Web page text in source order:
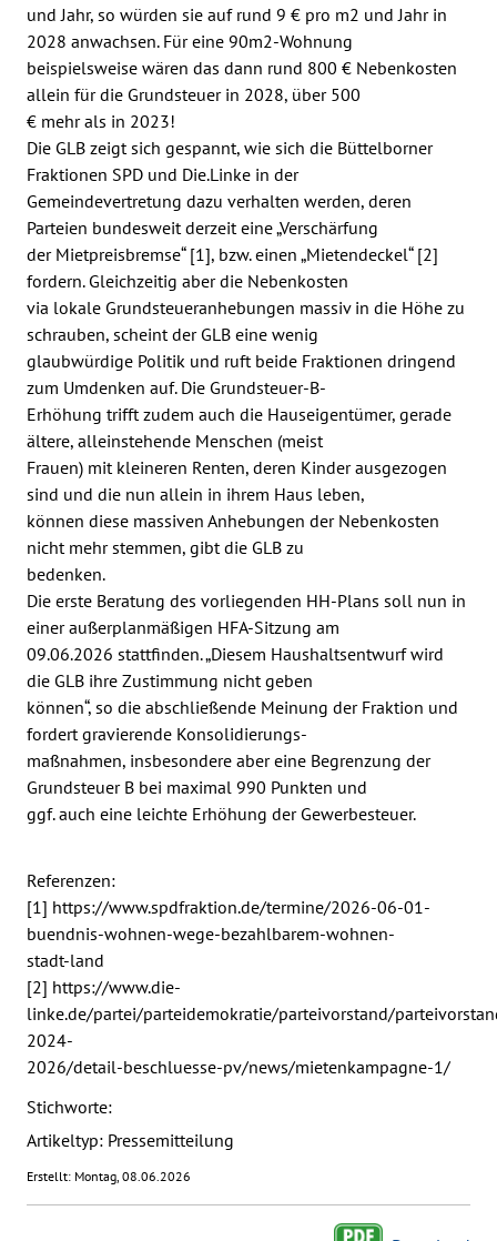
und Jahr, so würden sie auf rund 9 € pro m2 und Jahr in
2028 anwachsen. Für eine 90m2-Wohnung
beispielsweise wären das dann rund 800 € Nebenkosten
allein für die Grundsteuer in 2028, über 500
€ mehr als in 2023!
Die GLB zeigt sich gespannt, wie sich die Büttelborner
Fraktionen SPD und Die.Linke in der
Gemeindevertretung dazu verhalten werden, deren
Parteien bundesweit derzeit eine „Verschärfung
der Mietpreisbremse“ [1], bzw. einen „Mietendeckel“ [2]
fordern. Gleichzeitig aber die Nebenkosten
via lokale Grundsteueranhebungen massiv in die Höhe zu
schrauben, scheint der GLB eine wenig
glaubwürdige Politik und ruft beide Fraktionen dringend
zum Umdenken auf. Die Grundsteuer-B-
Erhöhung trifft zudem auch die Hauseigentümer, gerade
ältere, alleinstehende Menschen (meist
Frauen) mit kleineren Renten, deren Kinder ausgezogen
sind und die nun allein in ihrem Haus leben,
können diese massiven Anhebungen der Nebenkosten
nicht mehr stemmen, gibt die GLB zu
bedenken.
Die erste Beratung des vorliegenden HH-Plans soll nun in
einer außerplanmäßigen HFA-Sitzung am
09.06.2026 stattfinden. „Diesem Haushaltsentwurf wird
die GLB ihre Zustimmung nicht geben
können“, so die abschließende Meinung der Fraktion und
fordert gravierende Konsolidierungs-
maßnahmen, insbesondere aber eine Begrenzung der
Grundsteuer B bei maximal 990 Punkten und
ggf. auch eine leichte Erhöhung der Gewerbesteuer.
Referenzen:
[1] https://www.spdfraktion.de/termine/2026-06-01-
buendnis-wohnen-wege-bezahlbarem-wohnen-
stadt-land
[2] https://www.die-
linke.de/partei/parteidemokratie/parteivorstand/
2024-
2026/detail-beschluesse-pv/news/mietenkampagne-1/
Stichworte:
Artikeltyp: Pressemitteilung
Erstellt: Montag, 08.06.2026